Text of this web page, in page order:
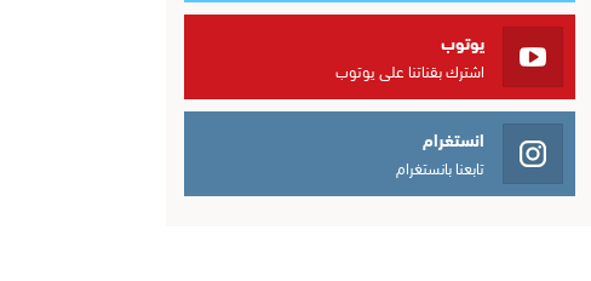
يوتوب
اشترك بقناتنا على يوتوب
انستغرام
تابعنا بانستغرام